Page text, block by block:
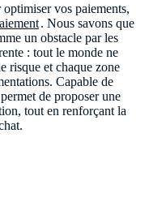
vos paiements,
. Nous savons que
un obstacle par les
: tout le monde ne
risque et chaque zone
Capable de
de proposer une
tout en renforçant la